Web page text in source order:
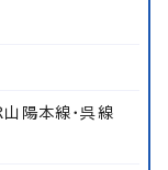
陽本線・呉線